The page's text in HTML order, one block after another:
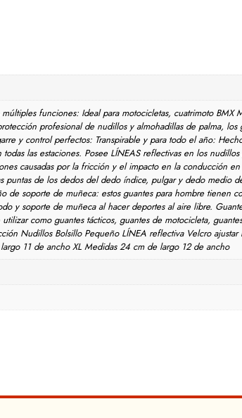
funciones: Ideal para motocicletas, cuatrimoto BMX
profesional de nudillos y almohadillas de palma, los
y control perfectos: Transpirable y para todo el año:
las estaciones. Posee LÍNEAS reflectivas en los
causadas por la fricción y el impacto en la conducción
de los dedos del dedo índice, pulgar y dedo medio
soporte de muñeca: estos guantes para hombre tienen
y soporte de muñeca al hacer deportes al aire libre.
como guantes tácticos, guantes de motocicleta,
Nudillos Bolsillo Pequeño LÍNEA reflectiva Velcro ajustar
11 de ancho XL Medidas 24 cm de largo 12 de ancho